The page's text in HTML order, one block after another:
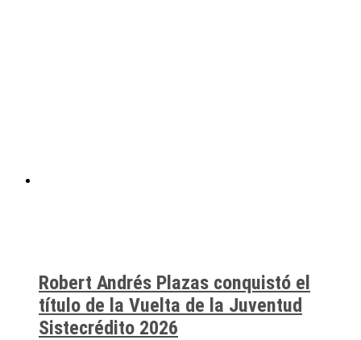
Robert Andrés Plazas conquistó el
título de la Vuelta de la Juventud
Sistecrédito 2026